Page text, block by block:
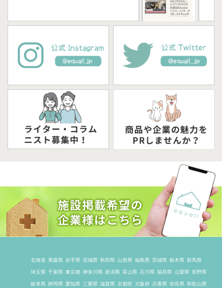
北海道 青森県 岩手県 宮城県 秋田県 山形県 福島県 茨城県 栃木県 群馬県
埼玉県 千葉県 東京都 神奈川県 新潟県 富山県 石川県 福井県 山梨県 長野県
岐阜県 静岡県 愛知県 三重県 滋賀県 京都府 大阪府 兵庫県 奈良県 和歌山県